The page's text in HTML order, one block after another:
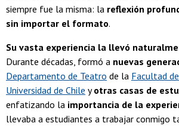
siempre fue la misma: la reflexión
sin importar el formato.
Su vasta experiencia la llevó
Durante décadas, formó a nuevas
Departamento de Teatro de la Facultad
Universidad de Chile yotras casas de
enfatizando la importancia de la
llevaba a estudiantes a trabajar conmigo